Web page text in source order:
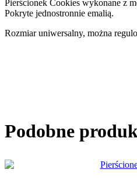
Pierścionek Cookies wykonane z
Pokryte jednostronnie emalią.
Rozmiar uniwersalny, można
Podobne